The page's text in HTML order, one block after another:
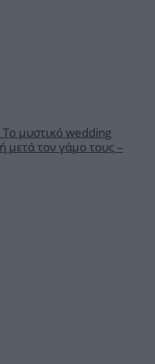
μυστικό wedding
μετά τον γάμο τους –